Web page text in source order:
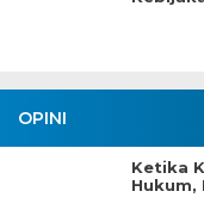
OPINI
Ketika
Hukum,